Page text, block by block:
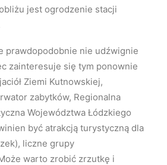
jest ogrodzenie stacji
prawdopodobnie nie udźwignie
zainteresuje się tym ponownie
Ziemi Kutnowskiej,
zabytków, Regionalna
Województwa Łódzkiego
być atrakcją turystyczną dla
liczne grupy
warto zrobić zrzutkę i